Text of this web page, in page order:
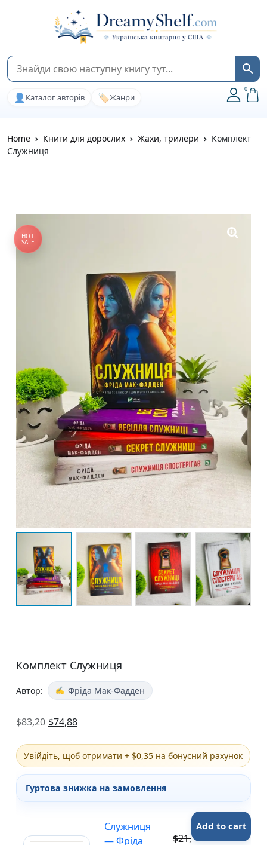
👤 Каталог авторів 🏷️Жанри
0
Home Книги для дорослих Жахи, трилери
Комплект
Служниця
HOT
SALE
Комплект Служниця
Автор: Фріда Мак-Фадден
$83,20 $74,88
Увійдіть, щоб отримати + $0,35 на бонусний рахунок
Гуртова знижка на замовлення
Служниця
— Фріда
$21,50$19,35
Add to cart